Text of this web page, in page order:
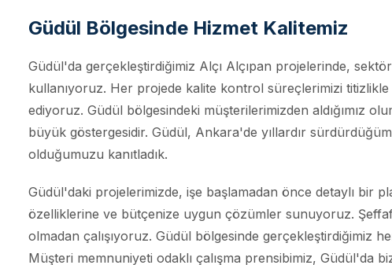
Güdül Bölgesinde Hizmet Kalitemiz
Güdül'da gerçekleştirdiğimiz Alçı Alçıpan projelerinde,
kullanıyoruz. Her projede kalite kontrol süreçlerimizi
ediyoruz. Güdül bölgesindeki müşterilerimizden aldığımız
büyük göstergesidir. Güdül, Ankara'de yıllardır
olduğumuzu kanıtladık.
Güdül'daki projelerimizde, işe başlamadan önce detaylı bir
özelliklerine ve bütçenize uygun çözümler sunuyoruz.
olmadan çalışıyoruz. Güdül bölgesinde gerçekleştirdiğimiz
Müşteri memnuniyeti odaklı çalışma prensibimiz, Güdül'da